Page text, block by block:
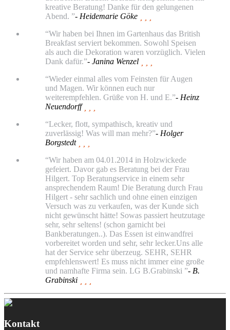
kreative Beratung! Danke für den gelungenen
Abend. ”- Heidemarie Göke
“Wir haben bei Ihnen im Gartenhaus das British
Breakfast serviert bekommen. Sowohl Speisen
als auch die Dekoration waren vorzüglich. Vielen
Dank dafür.”- Janina Wenzel
“Wieder einmal alles vom Feinsten für Augen
und Magen. Wir können euch nur
weiterempfehlen. Grüße von H. und E.”- Heinz
Neuendorff
“Lecker, flott, sympathisch, kreativ und
zuverlässig! Was will man mehr?”- Holger
Borgstedt
“Wir haben am 04.01.2014 in Holzwickede
gefeiert. Davor gab es Beratung bei der Frau
Hilgert. Top Beratungservice in einem sehr
ansprechendem Raum! Die Beratung durch Frau
Hilgert - sehr sachlich und ohne einen einzigen
Versuch was zu verkaufen, was der Kunde sich
nicht gewünscht hätte! Sowas passiert heutzutage
sehr, sehr seltens! (schon garnicht bei
Bankberatungen..). Das Essen ist einwandfrei
vorbereitet worden und sehr, sehr lecker.Uns alle
hat der Service sehr überzeug. SEHR, SEHR
empfehlenswert! Es muss nicht immer eine große
und namhafte Firma sein. LG B.Grabinski ”- B.
Grabinski
Kontakt